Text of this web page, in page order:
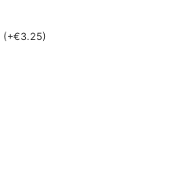
(+€3.25)